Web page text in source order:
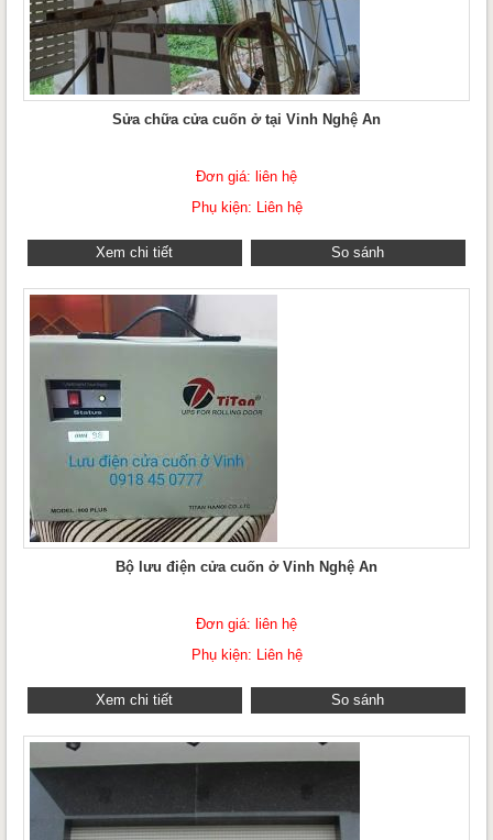
Sửa chữa cửa cuốn ở tại Vinh Nghệ An
Đơn giá: liên hệ
Phụ kiện: Liên hệ
Xem chi tiết So sánh
Bộ lưu điện cửa cuốn ở Vinh Nghệ An
Đơn giá: liên hệ
Phụ kiện: Liên hệ
Xem chi tiết So sánh